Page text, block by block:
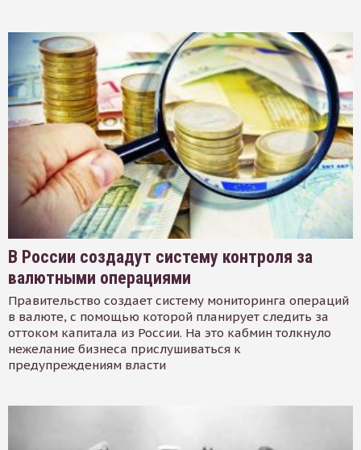
В России создадут систему контроля за
валютными операциями
Правительство создает систему мониторинга операций
в валюте, с помощью которой планирует следить за
оттоком капитала из России. На это кабмин толкнуло
нежелание бизнеса прислушиваться к
предупреждениям власти